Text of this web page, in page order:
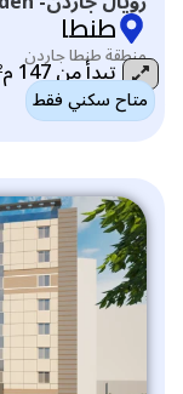
طنطا
منطقة طنطا جاردن
تبدأ من 147 م²
متاح سكني فقط